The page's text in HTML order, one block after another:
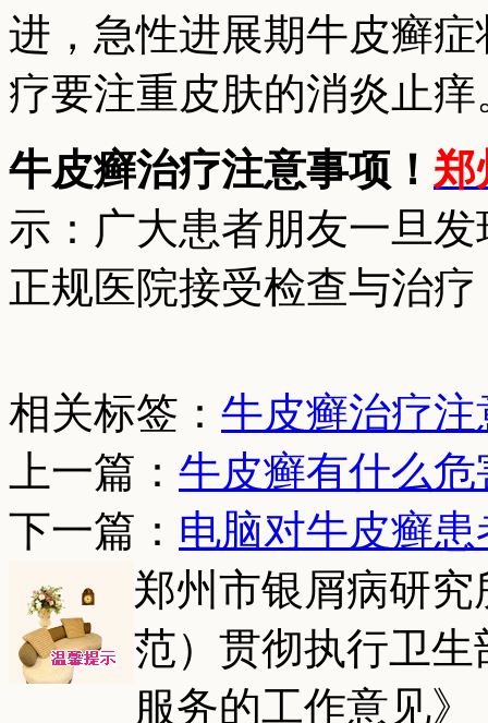
进，急性进展期牛皮癣
疗要注重皮肤的消炎止痒
牛皮癣治疗注意事项！ 郑
示：广大患者朋友一旦
正规医院接受检查与治
相关标签： 牛皮癣治疗注
上一篇： 牛皮癣有什么危
下一篇： 电脑对牛皮癣
郑州市银屑病研
范）贯彻执行卫
服务的工作意见